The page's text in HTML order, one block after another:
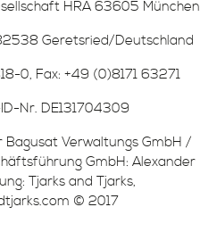
HRA 63605 München
Geretsried/Deutschland
0, Fax: +49 (0)8171 63271
Nr. DE131704309
Verwaltungs GmbH /
GmbH: Alexander
Tjarks and Tjarks,
© 2017